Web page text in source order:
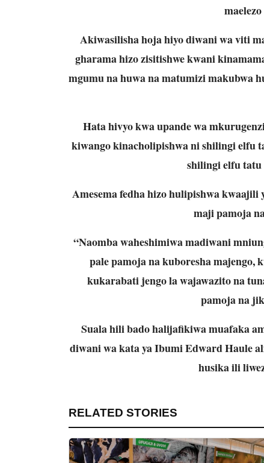
Akiwasilisha hoja hiyo diwani wa viti
gharama hizo zisitishwe kwani
mgumu na huwa na matumizi makubwa
Hata hivyo kwa upande wa
kiwango kinacholipishwa ni shilingi elfu
shilingi elfu
Amesema fedha hizo hulipishwa kwaajili
maji pamoja
“Naomba waheshimiwa madiwani
pale pamoja na kuboresha majengo,
kukarabati jengo la wajawazito na
pamoja na
Suala hili bado halijafikiwa muafaka
diwani wa kata ya Ibumi Edward Haule
husika ili
RELATED STORIES